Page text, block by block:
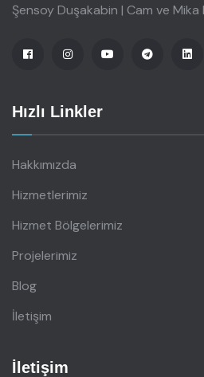
Şensoy Duşakabin | Cam ve
Hızlı Linkler
Hakkımızda
Hizmetlerimiz
Hizmet Bölgelerimiz
Projelerimiz
Blog
İletişim
İletişim